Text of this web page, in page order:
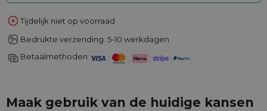
Tijdelijk niet op voorraad
Bedrukte verzending: 5-10 werkdagen
Betaalmethoden
Maak gebruik van de huidige kansen